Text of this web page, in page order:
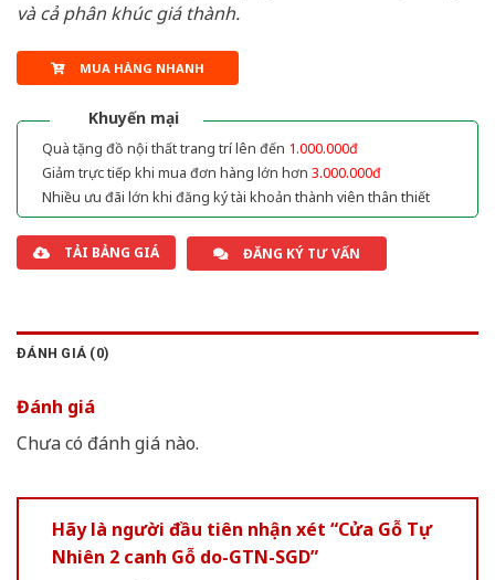
và cả phân khúc giá thành.
MUA HÀNG NHANH
Khuyến mại
Quà tặng đồ nội thất trang trí lên đến 1.000.000đ
Giảm trực tiếp khi mua đơn hàng lớn hơn 3.000.000đ
Nhiều ưu đãi lớn khi đăng ký tài khoản thành viên thân thiết
TẢI BẢNG GIÁ ĐĂNG KÝ TƯ VẤN
ĐÁNH GIÁ (0)
Đánh giá
Chưa có đánh giá nào.
Hãy là người đầu tiên nhận xét “Cửa Gỗ Tự
Nhiên 2 canh Gỗ do-GTN-SGD”